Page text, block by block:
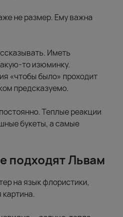
не размер. Ему важна
Иметь
то изюминку.
«чтобы было» проходит
предсказуемо.
Теплые реакции
букеты, а самые
подходят Львам
на язык флористики,
картина.